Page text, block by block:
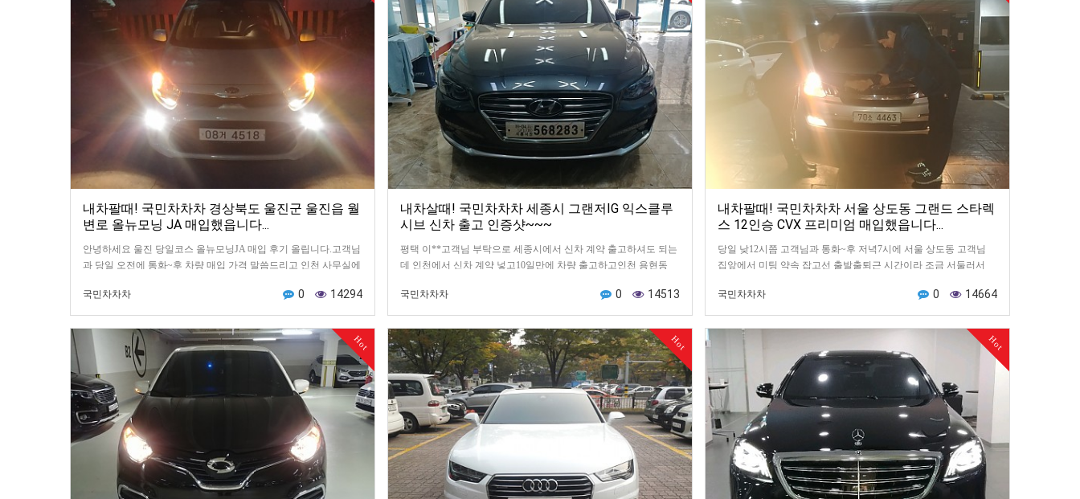
내차팔때! 국민차차차 경상북도 울진군 울진읍 월
변로 올뉴모닝 JA 매입했읍니다...
안녕하세요 울진 당일코스 올뉴모닝JA 매입 후기 올립니다.고객님
과 당일 오전에 통화~후 차량 매입 가격 말씀드리고 인천 사무실에
국민차차차
0 14294
내차살때! 국민차차차 세종시 그랜저IG 익스클루
시브 신차 출고 인증샷~~~
평택 이**고객님 부탁으로 세종시에서 신차 계약 출고하셔도 되는
데 인천에서 신차 계약 넣고10일만에 차량 출고하고인천 용현동
국민차차차
0 14513
내차팔때! 국민차차차 서울 상도동 그랜드 스타렉
스 12인승 CVX 프리미엄 매입했읍니다...
당일 낮12시쯤 고객님과 통화~후 저녁7시에 서울 상도동 고객님
집앞에서 미팅 약속 잡고선 출발출퇴근 시간이라 조금 서둘러서
국민차차차
0 14664
Hot Hot Hot